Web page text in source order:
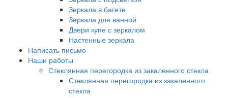
Зеркала в багете
Зеркала для ванной
Двери купе с зеркалом
Настенные зеркала
Написать письмо
Наши работы
Стеклянная перегородка из закаленного стекла
Стеклянная перегородка из закаленного
стекла